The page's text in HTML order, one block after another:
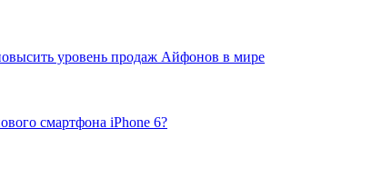
уровень продаж Айфонов в мире
смартфона iPhone 6?